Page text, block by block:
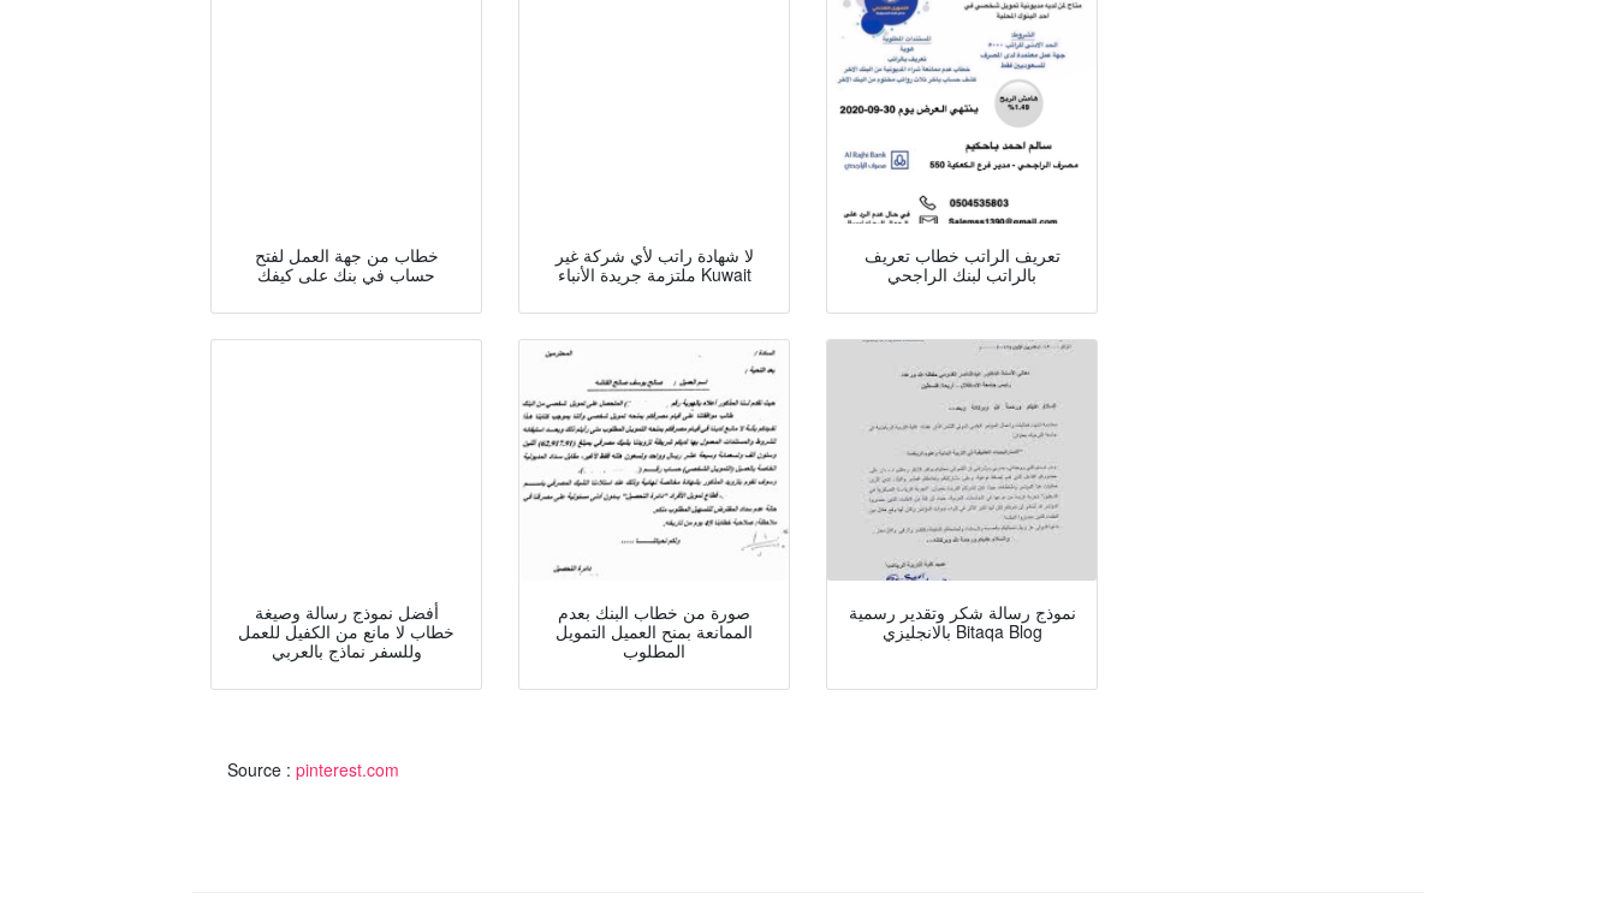
خطاب من جهة العمل لفتح
حساب في بنك على كيفك
لا شهادة راتب لأي شركة غير
ملتزمة جريدة الأنباء Kuwait
تعريف الراتب خطاب تعريف
بالراتب لبنك الراجحي
أفضل نموذج رسالة وصيغة
خطاب لا مانع من الكفيل للعمل
وللسفر نماذج بالعربي
صورة من خطاب البنك بعدم
الممانعة بمنح العميل التمويل
المطلوب
نموذج رسالة شكر وتقدير رسمية
بالانجليزي Bitaqa Blog
Source : pinterest.com